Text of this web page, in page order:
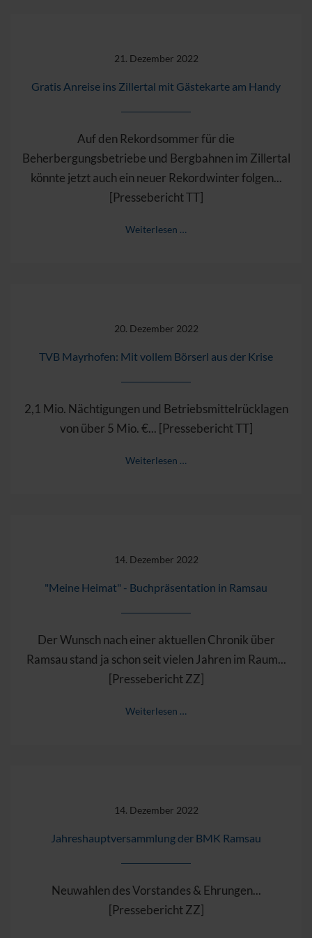
21. Dezember 2022
Gratis Anreise ins Zillertal mit Gästekarte am Handy
Auf den Rekordsommer für die
Beherbergungsbetriebe und Bergbahnen im Zillertal
könnte jetzt auch ein neuer Rekordwinter folgen...
[Pressebericht TT]
Weiterlesen …
20. Dezember 2022
TVB Mayrhofen: Mit vollem Börserl aus der Krise
2,1 Mio. Nächtigungen und Betriebsmittelrücklagen
von über 5 Mio. €... [Pressebericht TT]
Weiterlesen …
14. Dezember 2022
"Meine Heimat" - Buchpräsentation in Ramsau
Der Wunsch nach einer aktuellen Chronik über
Ramsau stand ja schon seit vielen Jahren im Raum...
[Pressebericht ZZ]
Weiterlesen …
14. Dezember 2022
Jahreshauptversammlung der BMK Ramsau
Neuwahlen des Vorstandes & Ehrungen...
[Pressebericht ZZ]